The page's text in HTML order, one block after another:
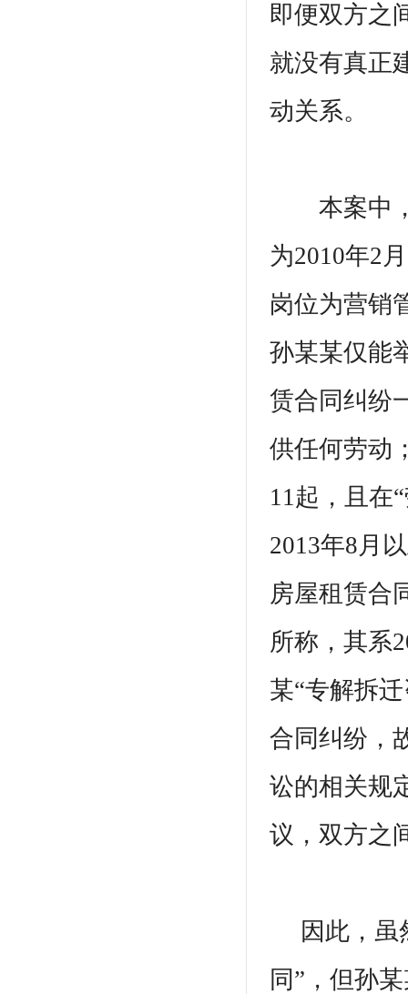
即便双方之
就没有真正
动关系。
本案中，
为2010年2
岗位为营销
孙某某仅能
赁合同纠纷
供任何劳动
11起，且在
2013年8月
房屋租赁合
所称，其系
某“专解拆
合同纠纷，
讼的相关规
议，双方之
因此，虽
同”，但孙